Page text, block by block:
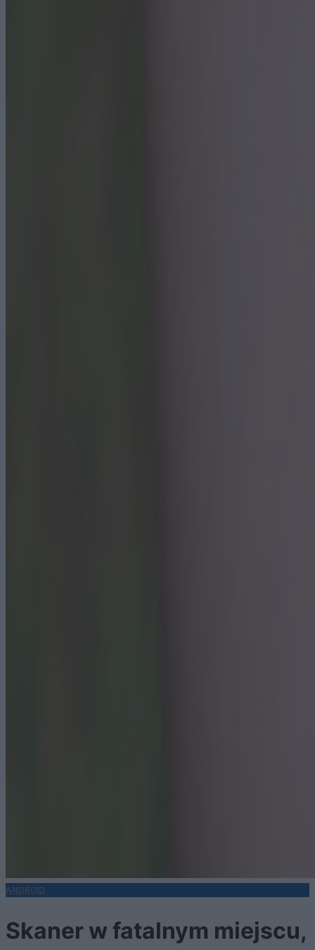
ANDROID
Skaner w fatalnym miejscu,